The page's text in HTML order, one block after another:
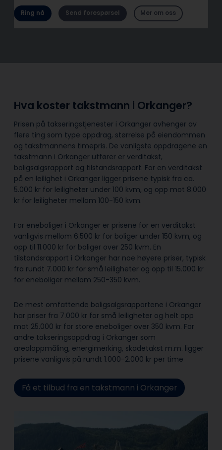
Ring nå Send forespørsel Mer om oss
Hva koster takstmann i Orkanger?
Prisen på takseringstjenester i Orkanger avhenger av
flere ting som type oppdrag, størrelse på eiendommen
og takstmannens timepris. De vanligste oppdragene en
takstmann i Orkanger utfører er verditakst,
boligsalgsrapport og tilstandsrapport. For en verditakst
på en leilighet i Orkanger ligger prisene typisk fra ca.
5.000 kr for leiligheter under 100 kvm, og opp mot 8.000
kr for leiligheter mellom 100-150 kvm.
For eneboliger i Orkanger er prisene for en verditakst
vanligvis mellom 6.500 kr for boliger under 150 kvm, og
opp til 11.000 kr for boliger over 250 kvm. En
tilstandsrapport i Orkanger har noe høyere priser, typisk
fra rundt 7.000 kr for små leiligheter og opp til 15.000 kr
for eneboliger mellom 250-350 kvm.
De mest omfattende boligsalgsrapportene i Orkanger
har priser fra 7.000 kr for små leiligheter og helt opp
mot 25.000 kr for store eneboliger over 350 kvm. For
andre takseringsoppdrag i Orkanger som
arealoppmåling, energimerking, skadetakst m.m. ligger
prisene vanligvis på rundt 1.000-2.000 kr per time
Få et tilbud fra en takstmann i Orkanger